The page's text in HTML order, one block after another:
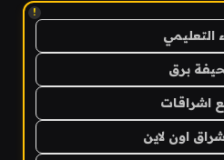
!
التعليمي
برق
اشراقات
اون لاين